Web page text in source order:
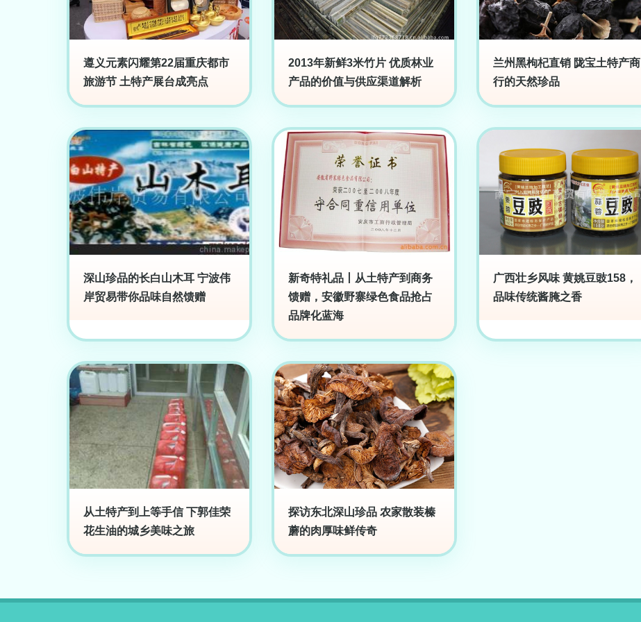
遵义元素闪耀第22届重庆都市
旅游节 土特产展台成亮点
2013年新鲜3米竹片 优质林业
产品的价值与供应渠道解析
兰州黑枸杞直销 陇宝土特产商
行的天然珍品
深山珍品的长白山木耳 宁波伟
岸贸易带你品味自然馈赠
新奇特礼品丨从土特产到商务
馈赠，安徽野寨绿色食品抢占
品牌化蓝海
广西壮乡风味 黄姚豆豉158，
品味传统酱腌之香
从土特产到上等手信 下郭佳荣
花生油的城乡美味之旅
探访东北深山珍品 农家散装榛
蘑的肉厚味鲜传奇